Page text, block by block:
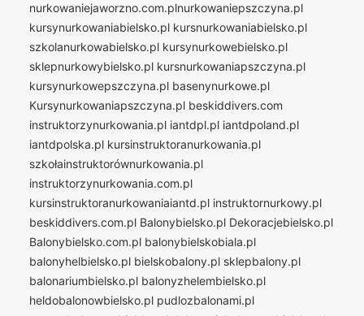
nurkowaniejaworzno.com.plnurkowaniepszczyna.pl
kursynurkowaniabielsko.pl kursnurkowaniabielsko.pl
szkolanurkowabielsko.pl kursynurkowebielsko.pl
sklepnurkowybielsko.pl kursnurkowaniapszczyna.pl
kursynurkowepszczyna.pl basenynurkowe.pl
Kursynurkowaniapszczyna.pl beskiddivers.com
instruktorzynurkowania.pl iantdpl.pl iantdpoland.pl
iantdpolska.pl kursinstruktoranurkowania.pl
szkołainstruktorównurkowania.pl
instruktorzynurkowania.com.pl
kursinstruktoranurkowaniaiantd.pl instruktornurkowy.pl
beskiddivers.com.pl Balonybielsko.pl Dekoracjebielsko.pl
Balonybielsko.com.pl balonybielskobiala.pl
balonyhelbielsko.pl bielskobalony.pl sklepbalony.pl
balonariumbielsko.pl balonyzhelembielsko.pl
heldobalonowbielsko.pl pudlozbalonami.pl